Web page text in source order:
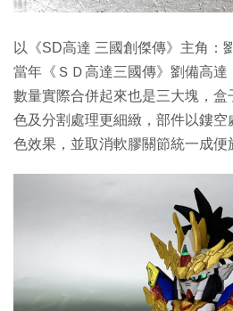
以《SD高達 三國創傑傳》主角：
當年《ＳＤ高達三國傳》劉備高
數量實際合併起來也是三大塊，
色及分割處理更細緻，部件以鏤
色效果，並取消軟膠關節統一成便